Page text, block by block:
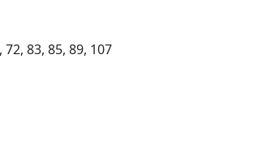
83, 85, 89, 107